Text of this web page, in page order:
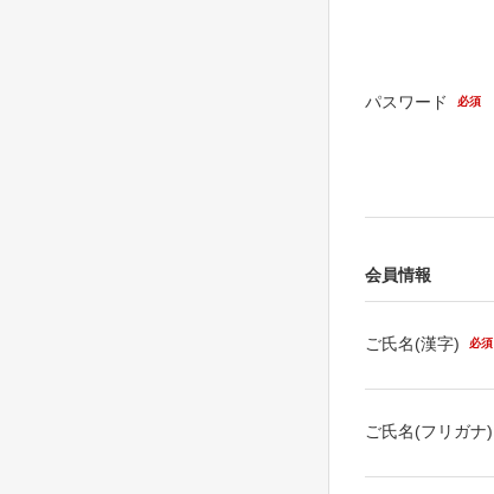
パスワード 必須
会員情報
ご氏名(漢字) 必須
ご氏名(フリガナ)